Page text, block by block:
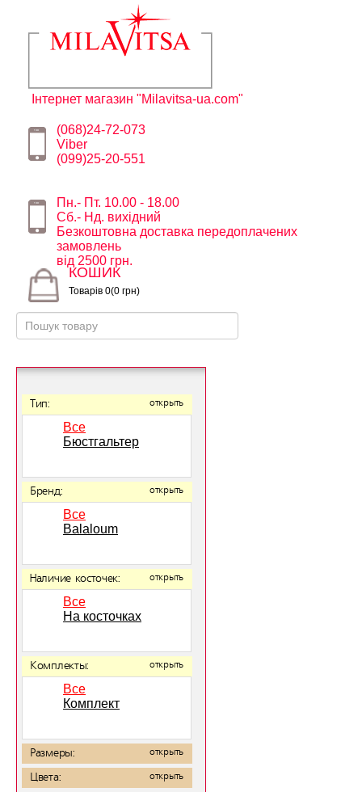
Інтернет магазин "Milavitsa-ua.com"
(068)24-72-073
Viber
(099)25-20-551
Пн.- Пт. 10.00 - 18.00
Сб.- Нд. вихідний
Безкоштовна доставка передоплачених
замовлень
від 2500 грн.
КОШИК
Товарів 0(0 грн)
Тип: открыть
Все
Бюстгальтер
Бренд: открыть
Все
Balaloum
Наличие косточек: открыть
Все
На косточках
Комплекты: открыть
Все
Комплект
Размеры: открыть
Цвета: открыть